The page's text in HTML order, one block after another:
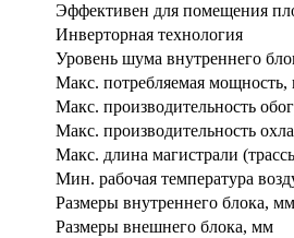
Эффективен для помещения
Инверторная технология
Уровень шума внутреннего
Макс. потребляемая мощность,
Макс. производительность
Макс. производительность
Макс. длина магистрали
Мин. рабочая температура
Размеры внутреннего блока, мм
Размеры внешнего блока, мм